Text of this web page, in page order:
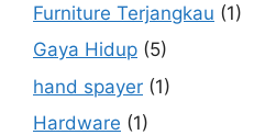
Furniture Terjangkau (1)
Gaya Hidup (5)
hand spayer (1)
Hardware (1)